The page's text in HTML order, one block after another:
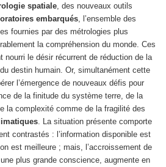
spatiale, des nouveaux outils
embarqués, l’ensemble des
fournies par des métrologies plus
la compréhension du monde. Ces
nourri le désir récurrent de réduction de la
destin humain. Or, simultanément cette
l’émergence de nouveaux défis pour
de la finitude du système terre, de la
la complexité comme de la fragilité des
. La situation présente comporte
contrastés : l’information disponible est
est meilleure ; mais, l’accroissement de
plus grande conscience, augmente en